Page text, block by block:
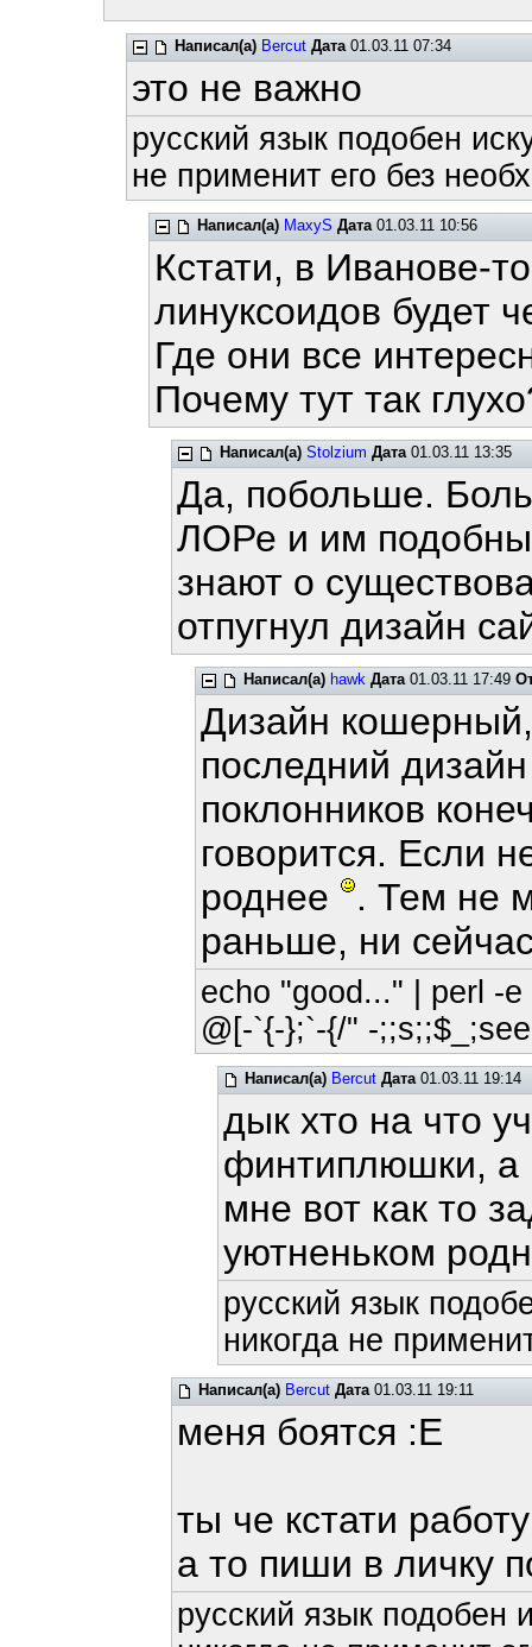
Написал(а) Bercut Дата01.03.11 07:34
это не важно
русский язык подобен
не применит его без
Написал(а) MaxyS Дата01.03.11 10:56
Кстати, в Иванове-
линуксоидов будет
Где они все
Почему тут так
Написал(а) Stolzium Дата01.03.11 13:35
Да, побольше.
ЛОРе и им
знают о
отпугнул дизайн
Написал(а) hawk Дата01.03.11 17:49
Дизайн
последний
поклонников
говорится. Если
роднее
. Тем не
раньше, ни
echo "good..." | perl -
@[-`{-};`-{/" -
Написал(а) Bercut Дата01.03.11 19:14
дык хто на что
финтиплюшки, а
мне вот как то
уютненьком
русский язык
никогда не
Написал(а) Bercut Дата01.03.11 19:11
меня боятся :Е
ты че кстати
а то пиши в личку
русский язык подобен